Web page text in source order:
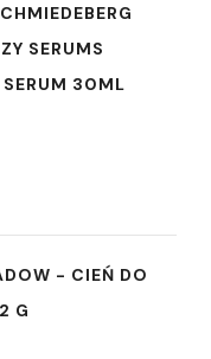
SERUMS
SERUM 30ML
- CIEŃ DO
G